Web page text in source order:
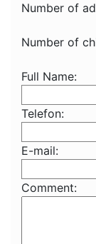
Number of
Number of
Full Name:
Telefon:
E-mail:
Comment: